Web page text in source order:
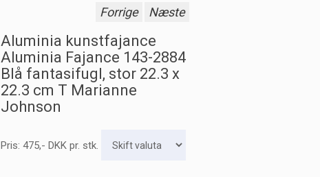
Forrige Næste
Aluminia kunstfajance
Aluminia Fajance 143-2884
Blå fantasifugl, stor 22.3 x
22.3 cm T Marianne
Johnson
Pris: 475,- DKKpr. stk.